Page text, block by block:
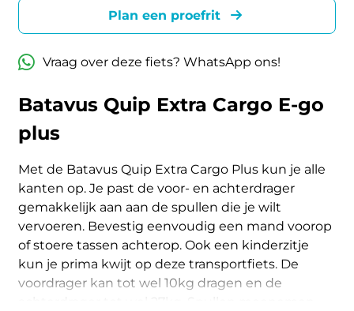
Plan een proefrit
Vraag over deze fiets? WhatsApp ons!
Batavus Quip Extra Cargo E-go
plus
Met de Batavus Quip Extra Cargo Plus kun je alle
kanten op. Je past de voor- en achterdrager
gemakkelijk aan aan de spullen die je wilt
vervoeren. Bevestig eenvoudig een mand voorop
of stoere tassen achterop. Ook een kinderzitje
kun je prima kwijt op deze transportfiets. De
voordrager kan tot wel 10kg dragen en de